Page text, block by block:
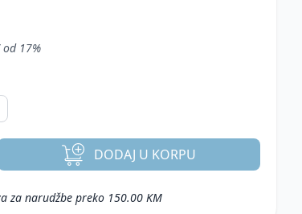
17%
DODAJ U KORPU
za narudžbe preko 150.00 KM